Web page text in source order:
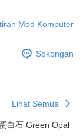
Mod Komputer
Sokongan
Lihat Semua
白石 Green Opal